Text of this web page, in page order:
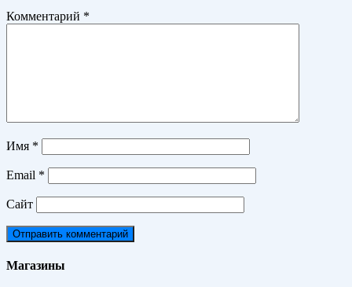
Комментарий *
Имя *
Email *
Сайт
Магазины